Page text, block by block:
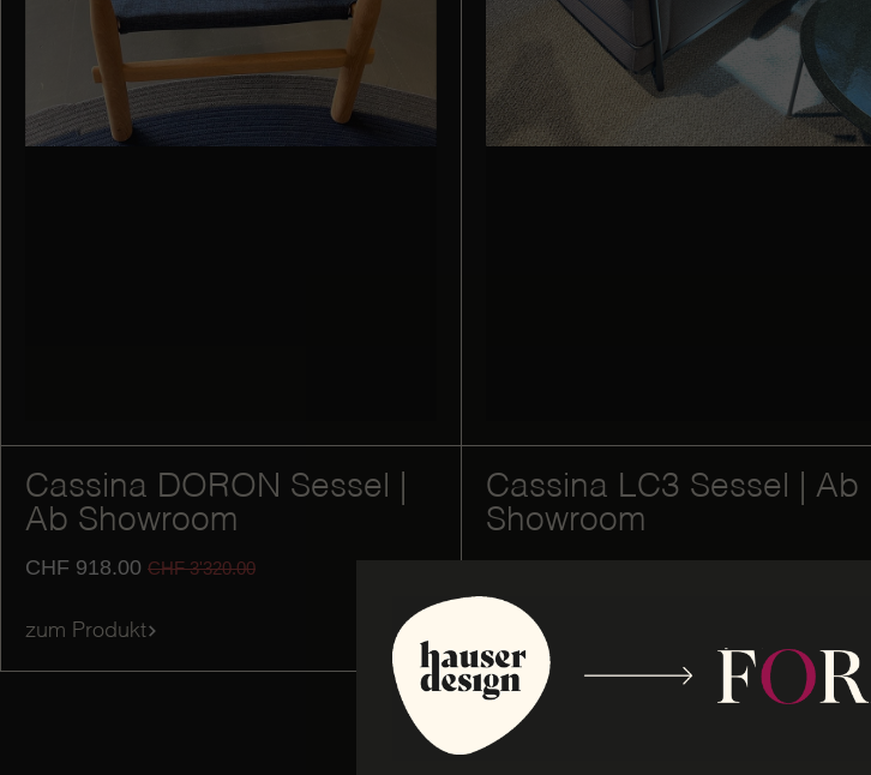
Cassina DORON Sessel |
Ab Showroom
CHF 918.00 CHF3'320.00
zum Produkt
Cassina LC3 Sessel | Ab
Showroom
zum Produkt